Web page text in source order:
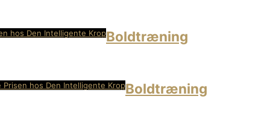
hos Den Intelligente KropBoldtræning
Prisen hos Den Intelligente KropBoldtræning